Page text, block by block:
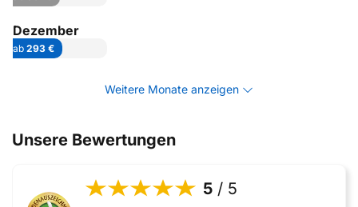
Dezember
ab 293 €
Weitere Monate anzeigen
Unsere Bewertungen
5 / 5